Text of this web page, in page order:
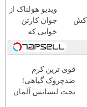
انواع
ویدیو هولناک از
جوان کارتن
خوابی که
میلیاردر شد.
آموزش رایگان
قوی ترین کرم
ضدچروک گیاهی!
تحت لیسانس آلمان